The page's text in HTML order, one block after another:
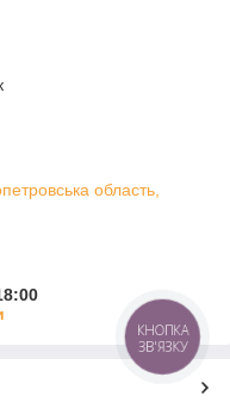
область,
КНОПКА
ЗВ'ЯЗКУ